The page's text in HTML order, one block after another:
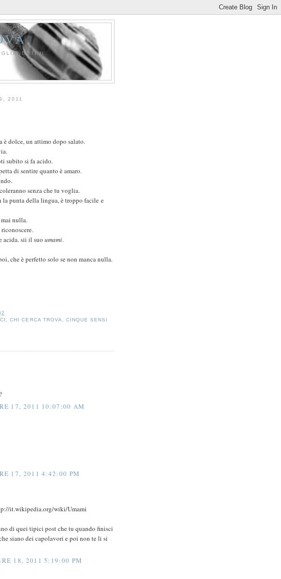
2011
è dolce, un attimo dopo salato.
subito si fa acido.
di sentire quanto è amaro.
senza che tu voglia.
la punta della lingua, è troppo facile e
nulla.
acida. sii il suo umami.
che è perfetto solo se non manca nulla.
,CHI CERCA TROVA CINQUE SENSI
17, 2011 10:07:00 AM
17, 2011 4:42:00 PM
it.wikipedia.org/wiki/Umami
di quei tipici post che tu quando finisci
siano dei capolavori e poi non te li si
18, 2011 5:19:00 PM